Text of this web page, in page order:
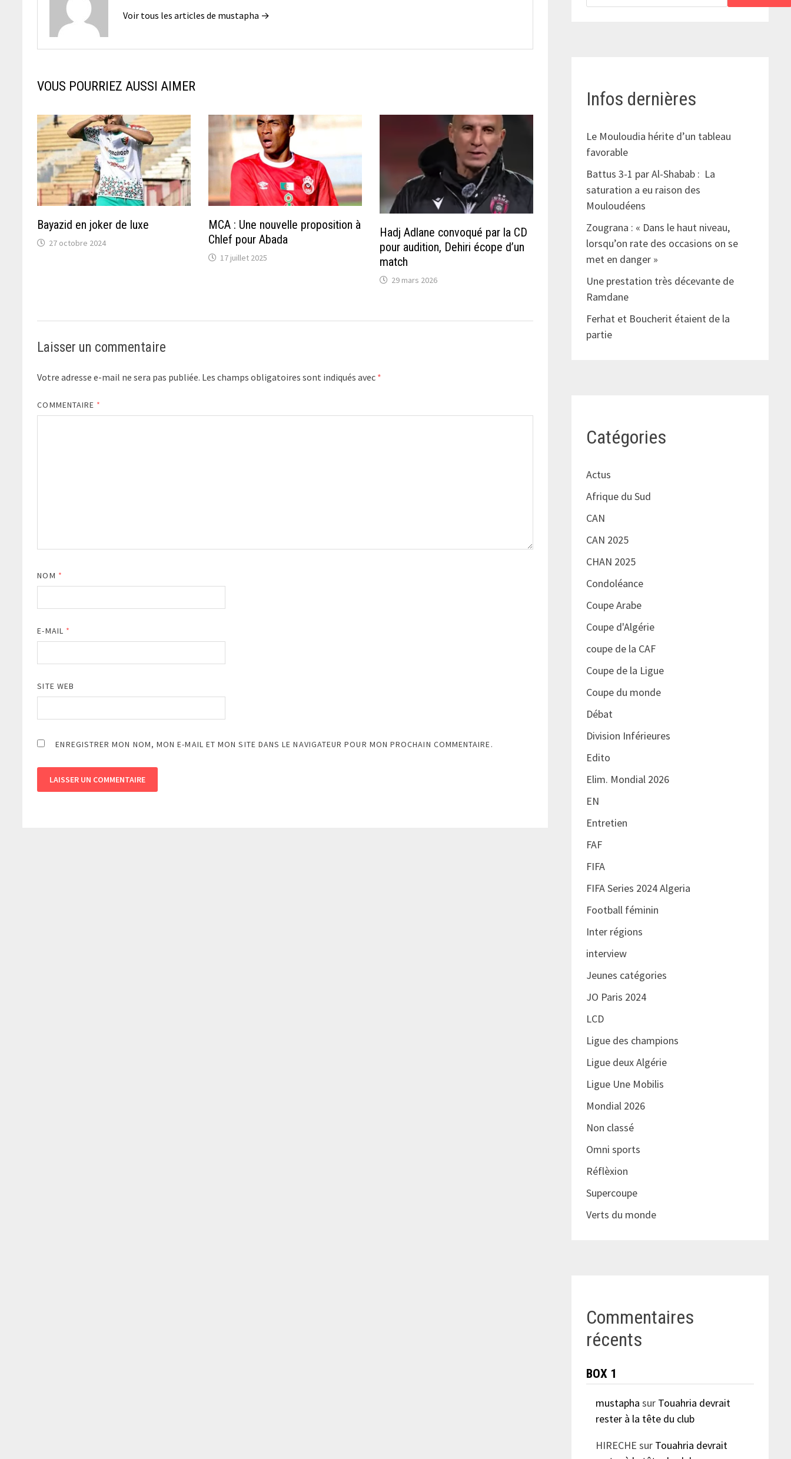
Voir tous les articles de mustapha →
VOUS POURRIEZ AUSSI AIMER
Bayazid en joker de luxe
27 octobre 2024
MCA : Une nouvelle proposition à
Chlef pour Abada
17 juillet 2025
Hadj Adlane convoqué par la CD
pour audition, Dehiri écope d’un
match
29 mars 2026
Laisser un commentaire
Votre adresse e-mail ne sera pas publiée. Les champs obligatoires sont indiqués avec *
COMMENTAIRE *
NOM *
E-MAIL *
SITE WEB
ENREGISTRER MON NOM, MON E-MAIL ET MON SITE DANS LE NAVIGATEUR POUR MON PROCHAIN COMMENTAIRE.
Infos dernières
Le Mouloudia hérite d’un tableau
favorable
Battus 3-1 par Al-Shabab : La
saturation a eu raison des
Mouloudéens
Zougrana : « Dans le haut niveau,
lorsqu’on rate des occasions on se
met en danger »
Une prestation très décevante de
Ramdane
Ferhat et Boucherit étaient de la
partie
Catégories
Actus
Afrique du Sud
CAN
CAN 2025
CHAN 2025
Condoléance
Coupe Arabe
Coupe d'Algérie
coupe de la CAF
Coupe de la Ligue
Coupe du monde
Débat
Division Inférieures
Edito
Elim. Mondial 2026
EN
Entretien
FAF
FIFA
FIFA Series 2024 Algeria
Football féminin
Inter régions
interview
Jeunes catégories
JO Paris 2024
LCD
Ligue des champions
Ligue deux Algérie
Ligue Une Mobilis
Mondial 2026
Non classé
Omni sports
Réflèxion
Supercoupe
Verts du monde
Commentaires
récents
BOX 1
mustapha sur Touahria devrait
rester à la tête du club
HIRECHE sur Touahria devrait